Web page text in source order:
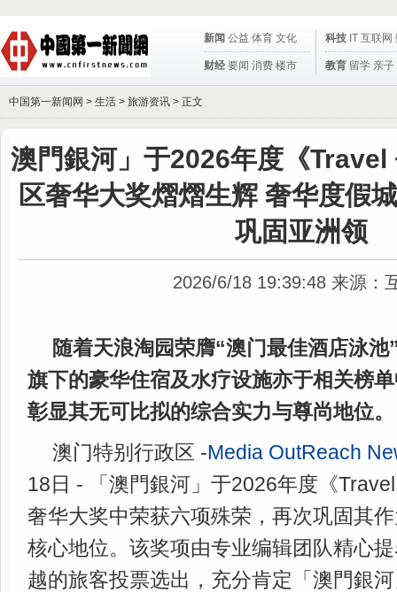
新闻 公益 体育 文化
财经 要闻 消费 楼市
科技 IT 互联网
教育 留学 亲子
中国第一新闻网 > 生活 > 旅游资讯 > 正文
澳門銀河」于2026年度《
区奢华大奖熠熠生辉 奢华度假
巩固亚洲领
2026/6/18 19:39:48 来源：
随着天浪淘园荣膺“澳门最佳酒店泳
旗下的豪华住宿及水疗设施亦于相关榜
彰显其无可比拟的综合实力与尊尚地位。
澳门特别行政区 -Media OutReach
18日 - 「澳門銀河」于2026年度《
奢华大奖中荣获六项殊荣，再次巩固其
核心地位。该奖项由专业编辑团队精心
越的旅客投票选出，充分肯定「澳門銀